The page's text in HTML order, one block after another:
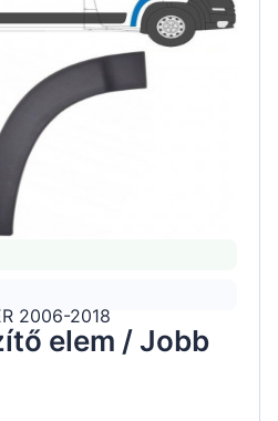
2006-2018
elem / Jobb